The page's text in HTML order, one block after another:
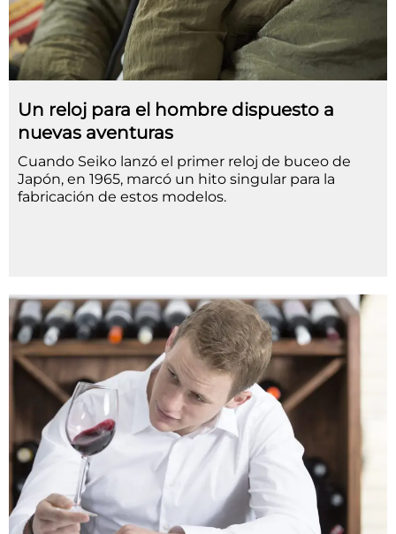
Un reloj para el hombre dispuesto a
nuevas aventuras
Cuando Seiko lanzó el primer reloj de buceo de
Japón, en 1965, marcó un hito singular para la
fabricación de estos modelos.